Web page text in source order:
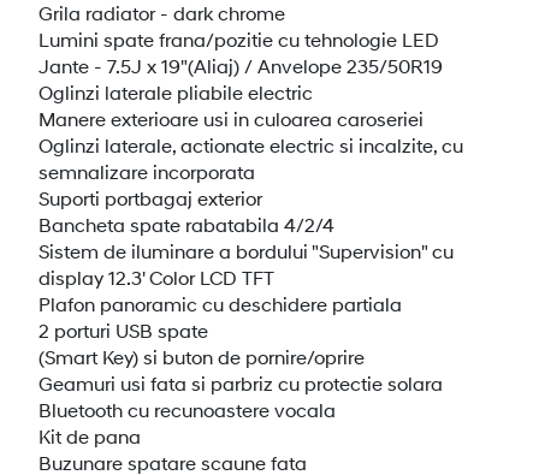
Grila radiator - dark chrome
Lumini spate frana/pozitie cu tehnologie LED
Jante - 7.5J x 19"(Aliaj) / Anvelope 235/50R19
Oglinzi laterale pliabile electric
Manere exterioare usi in culoarea caroseriei
Oglinzi laterale, actionate electric si incalzite, cu
semnalizare incorporata
Suporti portbagaj exterior
Bancheta spate rabatabila 4/2/4
Sistem de iluminare a bordului "Supervision" cu
display 12.3' Color LCD TFT
Plafon panoramic cu deschidere partiala
2 porturi USB spate
(Smart Key) si buton de pornire/oprire
Geamuri usi fata si parbriz cu protectie solara
Bluetooth cu recunoastere vocala
Kit de pana
Buzunare spatare scaune fata